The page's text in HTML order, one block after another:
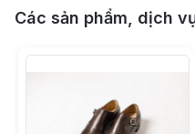
Các sản phẩm, dịch